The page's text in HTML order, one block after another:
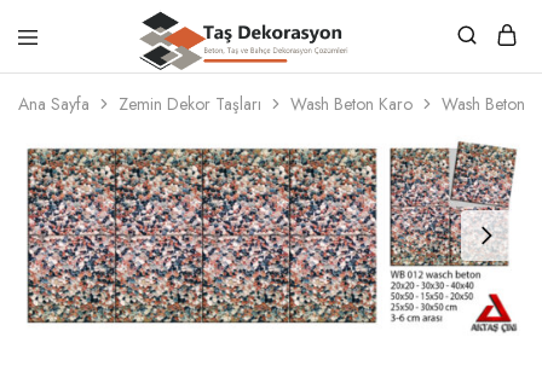
Taş
Dekorasyon
Beton,
Taş
Dekorasyon
Çözümleri
Ana Sayfa Zemin Dekor Taşları Wash Beton Karo Wash Beton